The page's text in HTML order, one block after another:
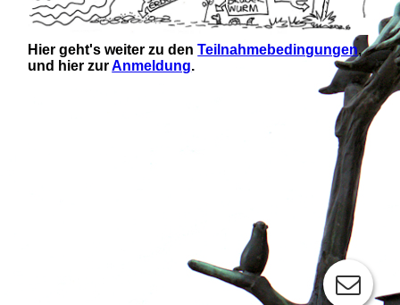
Hier geht's weiter zu denTeilnahmebedingungen,
und hier zurAnmeldung.